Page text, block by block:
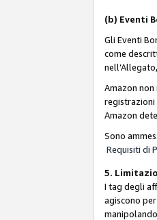
(b) Eventi
Gli Eventi
come
Amazon non
registrazioni
Amazon
Sono
Requisiti di
5.
I tag degli
agiscono